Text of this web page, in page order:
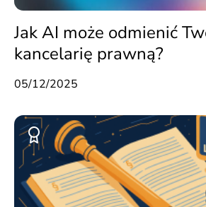
Jak AI może odmienić
kancelarię prawną?
05/12/2025